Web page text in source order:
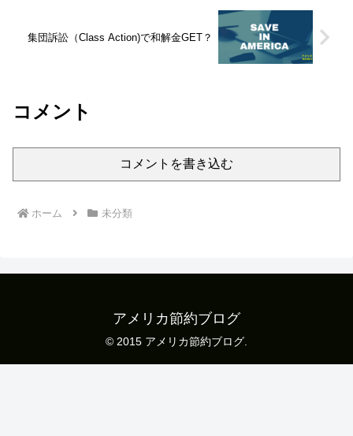
集団訴訟（Class Action)で和解金GET？
コメント
コメントを書き込む
ホーム 未分類
アメリカ節約ブログ
© 2015 アメリカ節約ブログ.